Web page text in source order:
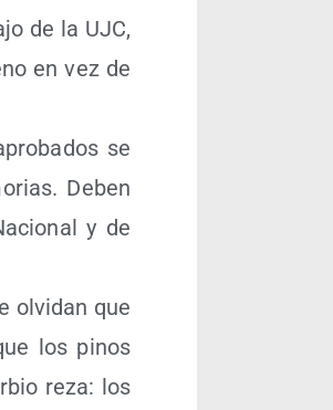
de la UJC,
en vez de
se
Deben
y de
olvi­dan que
los pinos
reza: los